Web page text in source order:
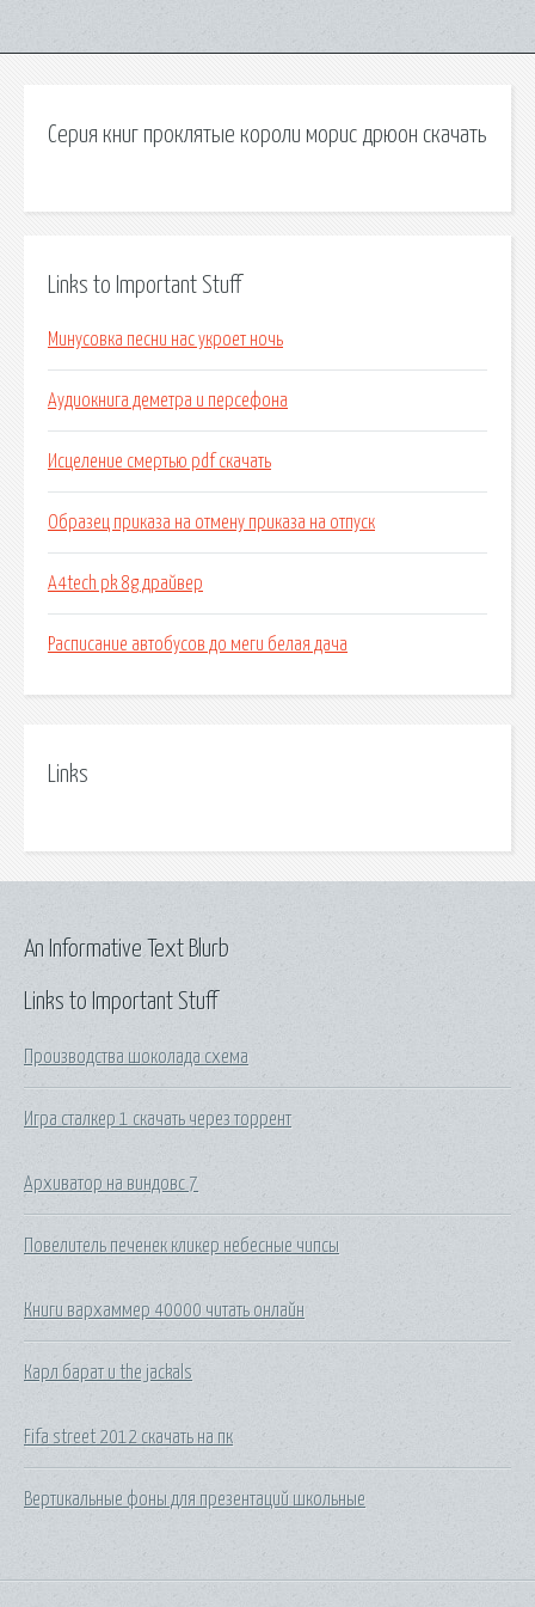
Серия книг проклятые короли морис дрюон скачать
Links to Important Stuff
Минусовка песни нас укроет ночь
Аудиокнига деметра и персефона
Исцеление смертью pdf скачать
Образец приказа на отмену приказа на отпуск
A4tech pk 8g драйвер
Расписание автобусов до меги белая дача
Links
Links to Important Stuff
Производства шоколада схема
Игра сталкер 1 скачать через торрент
Архиватор на виндовс 7
Повелитель печенек кликер небесные чипсы
Книги вархаммер 40000 читать онлайн
Карл барат и the jackals
Fifa street 2012 скачать на пк
Вертикальные фоны для презентаций школьные
An Informative Text Blurb